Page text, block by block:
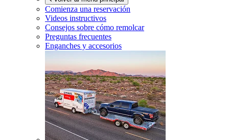
Comienza una reservación
Videos instructivos
Consejos sobre cómo remolcar
Preguntas frecuentes
Enganches y accesorios